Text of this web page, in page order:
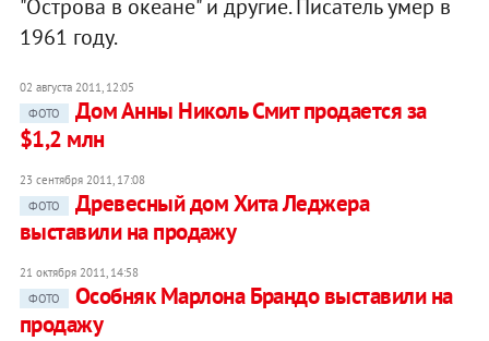
"Острова в океане" и другие. Писатель умер в
1961 году.
02 августа 2011, 12:05
ФОТО
Дом Анны Николь Смит продается за
$1,2 млн
23 сентября 2011, 17:08
ФОТО
Древесный дом Хита Леджера
выставили на продажу
21 октября 2011, 14:58
ФОТО
Особняк Марлона Брандо выставили на
продажу